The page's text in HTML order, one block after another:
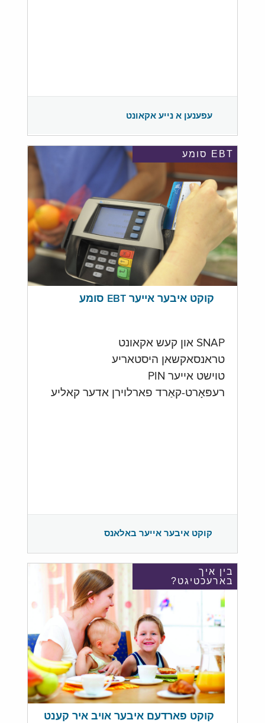
עפענען א נייע אקאונט
EBT סומע
קוקט איבער אייער EBT סומע
SNAP און קעש אקאונט
טראנסאקשאן היסטאריע
טוישט אייער PIN
רעפּאָרט-קאַרד פארלוירן אדער קאליע
קוקט איבער אייער באלאנס
בין איך
בארעכטיגט?
קוקט פארדעם איבער אויב איר קענט